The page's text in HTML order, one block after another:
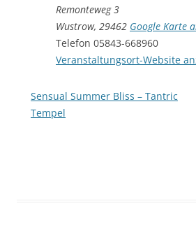
Remonteweg 3
Wustrow, 29462 Google Karte
Telefon 05843-668960
Veranstaltungsort-Website
Sensual Summer Bliss – Tantric
Tempel